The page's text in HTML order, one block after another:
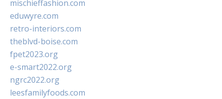
mischieffashion.com
eduwyre.com
retro-interiors.com
theblvd-boise.com
fpet2023.org
e-smart2022.org
ngrc2022.org
leesfamilyfoods.com